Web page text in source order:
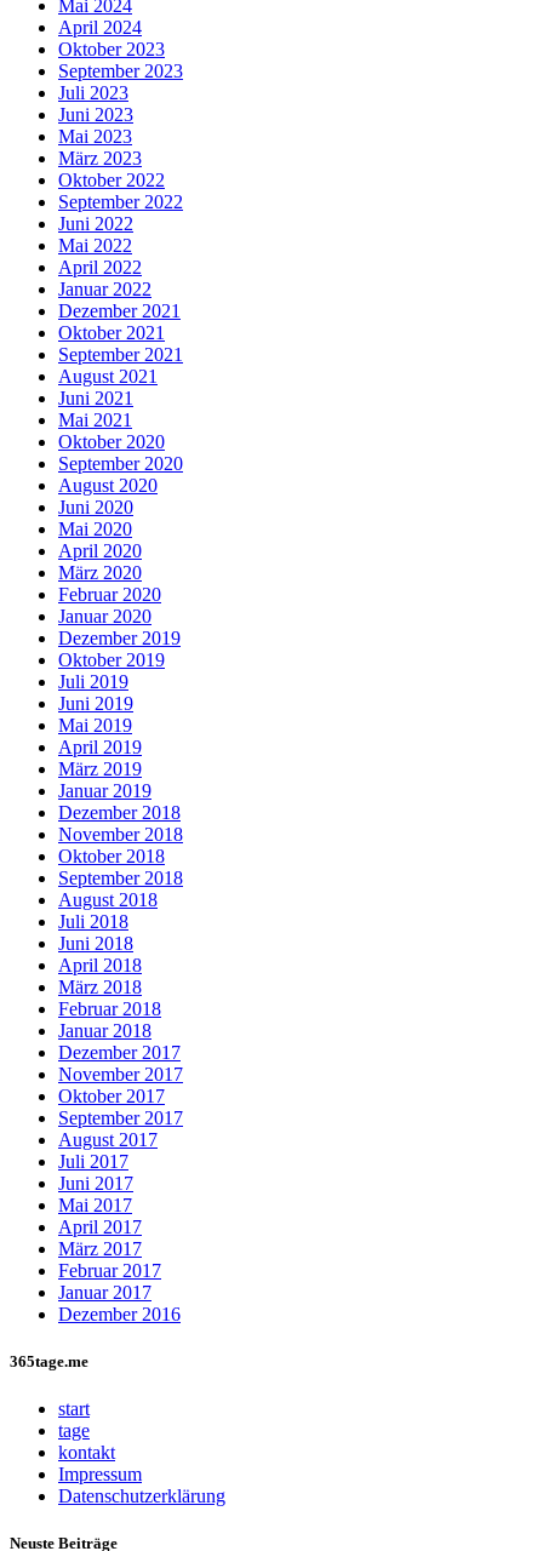
Mai 2024
April 2024
Oktober 2023
September 2023
Juli 2023
Juni 2023
Mai 2023
März 2023
Oktober 2022
September 2022
Juni 2022
Mai 2022
April 2022
Januar 2022
Dezember 2021
Oktober 2021
September 2021
August 2021
Juni 2021
Mai 2021
Oktober 2020
September 2020
August 2020
Juni 2020
Mai 2020
April 2020
März 2020
Februar 2020
Januar 2020
Dezember 2019
Oktober 2019
Juli 2019
Juni 2019
Mai 2019
April 2019
März 2019
Januar 2019
Dezember 2018
November 2018
Oktober 2018
September 2018
August 2018
Juli 2018
Juni 2018
April 2018
März 2018
Februar 2018
Januar 2018
Dezember 2017
November 2017
Oktober 2017
September 2017
August 2017
Juli 2017
Juni 2017
Mai 2017
April 2017
März 2017
Februar 2017
Januar 2017
Dezember 2016
365tage.me
start
tage
kontakt
Impressum
Datenschutzerklärung
Neuste Beiträge